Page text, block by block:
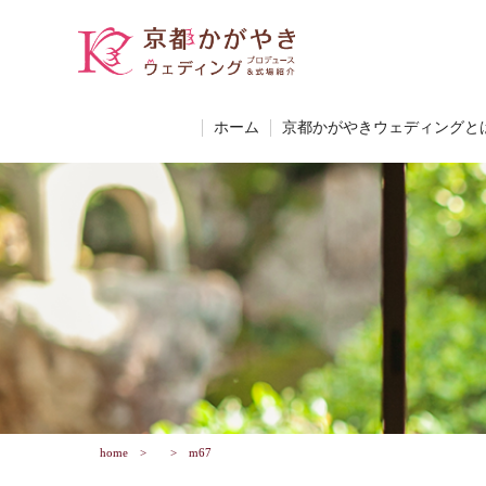
ホーム 京都かがやきウェディングと
home m67